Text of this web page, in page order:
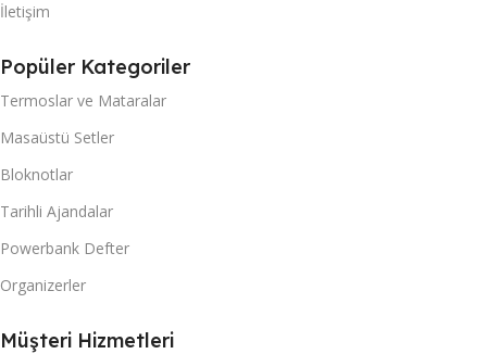
İletişim
Popüler Kategoriler
Termoslar ve Mataralar
Masaüstü Setler
Bloknotlar
Tarihli Ajandalar
Powerbank Defter
Organizerler
Müşteri Hizmetleri